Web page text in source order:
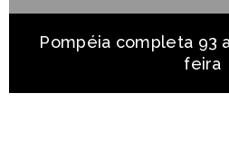
Pompéia completa 93
feira